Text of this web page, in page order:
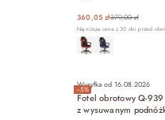
360,05 zł379,00 zł
Najniższa cena z 30 dni przed
−5%
Wysyłka od 16.08.2026
Fotel obrotowy Q-
z wysuwanym